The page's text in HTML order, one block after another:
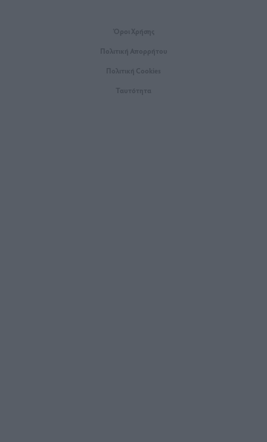
Όροι Xρήσης
Πολιτική Απορρήτου
Πολιτική Cookies
Ταυτότητα